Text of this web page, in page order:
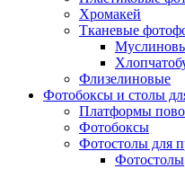
Хромакей
Тканевые
Флизелиновые
Фотобоксы и столы
Платформы
Фотобоксы
Фотостолы для
Фотостолы